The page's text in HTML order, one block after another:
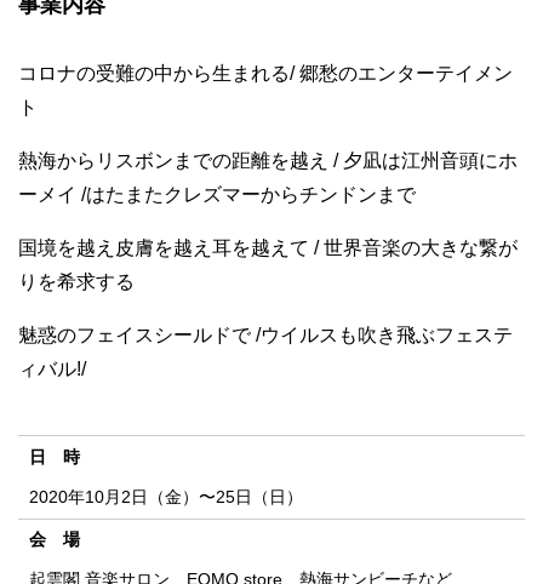
コロナの受難の中から生まれる/ 郷愁のエンターテイメン
ト
熱海からリスボンまでの距離を越え / 夕凪は江州音頭にホ
ーメイ /はたまたクレズマーからチンドンまで
国境を越え皮膚を越え耳を越えて / 世界音楽の大きな繋が
りを希求する
魅惑のフェイスシールドで /ウイルスも吹き飛ぶフェステ
ィバル!/
日 時
2020年10月2日（金）〜25日（日）
会 場
起雲閣 音楽サロン、EOMO store、熱海サンビーチなど